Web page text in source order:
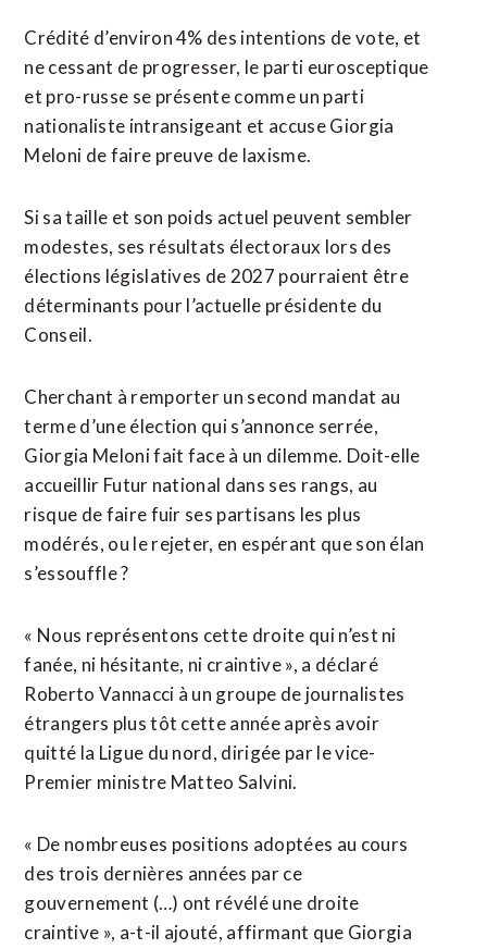
Crédité d’environ 4% des intentions de vote, et
ne cessant de progresser, le parti eurosceptique
et pro-russe se présente comme un parti
nationaliste intransigeant et accuse ​Giorgia
Meloni de faire preuve ‌de laxisme.
Si sa taille et son poids actuel peuvent sembler
modestes, ses résultats électoraux lors des
élections ​législatives de 2027 pourraient être
déterminants pour ⁠l’actuelle présidente du
Conseil.
Cherchant à remporter un second mandat au
terme d’une élection qui s’annonce serrée,
Giorgia Meloni fait face à ‌un dilemme. Doit-elle
accueillir Futur national dans ses ‌rangs, au
risque de faire fuir ses partisans les plus
modérés, ou le rejeter, en espérant que son élan
s’essouffle ?
« Nous représentons cette droite qui n’est ni
fanée, ni hésitante, ni craintive », a déclaré
Roberto Vannacci à un groupe de journalistes
étrangers plus tôt cette année après avoir
quitté la Ligue du nord, dirigée par le vice-
Premier ministre Matteo ​Salvini.
« De nombreuses positions adoptées au cours
des trois dernières années par ce
gouvernement (…) ont révélé une droite
craintive », a-t-il ajouté, affirmant que Giorgia